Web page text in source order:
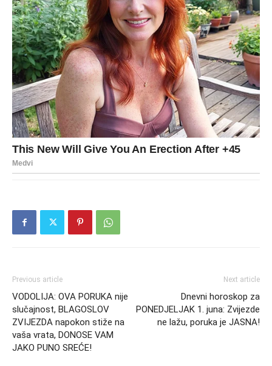
Previous article
VODOLIJA: OVA PORUKA nije
slučajnost, BLAGOSLOV
ZVIJEZDA napokon stiže na
vaša vrata, DONOSE VAM
JAKO PUNO SREĆE!
Next article
Dnevni horoskop za
PONEDJELJAK 1. juna: Zvijezde
ne lažu, poruka je JASNA!